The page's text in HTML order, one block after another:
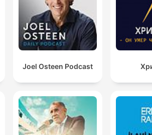
Joel Osteen Podcast